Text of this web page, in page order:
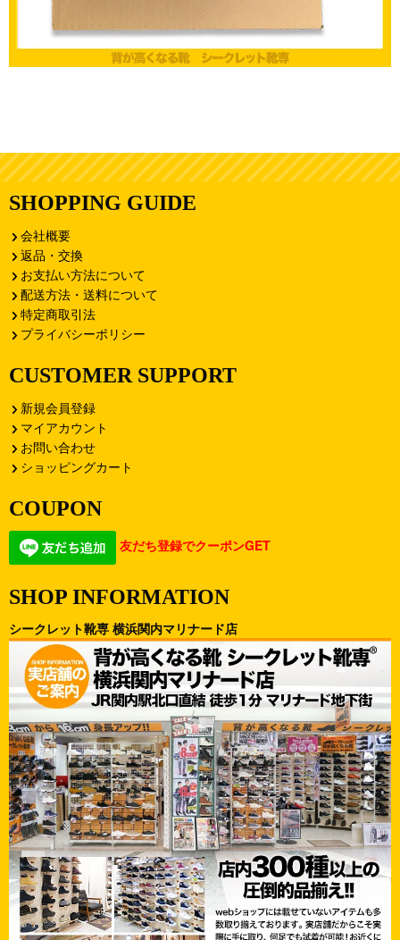
SHOPPING GUIDE
会社概要
返品・交換
お支払い方法について
配送方法・送料について
特定商取引法
プライバシーポリシー
CUSTOMER SUPPORT
新規会員登録
マイアカウント
お問い合わせ
ショッピングカート
COUPON
友だち登録でクーポンGET
SHOP INFORMATION
シークレット靴専 横浜関内マリナード店